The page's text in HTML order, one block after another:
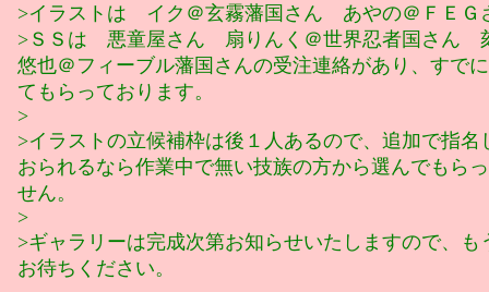
>イラストは イク＠玄霧藩国さん あやの＠ＦＥＧ
>ＳＳは 悪童屋さん 扇りんく＠世界忍者国さん
悠也＠フィーブル藩国さんの受注連絡があり、すで
てもらっております。
>
>イラストの立候補枠は後１人あるので、追加で指名
おられるなら作業中で無い技族の方から選んでもら
せん。
>
>ギャラリーは完成次第お知らせいたしますので、も
お待ちください。